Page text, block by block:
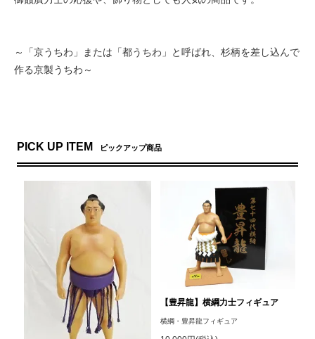
～「京うちわ」または「都うちわ」と呼ばれ、杉柄を差し込んで
作る京製うちわ～
PICK UP ITEM ピックアップ商品
【豊昇龍】横綱力士フィギュア
横綱・豊昇龍フィギュア